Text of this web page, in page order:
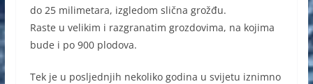
do 25 milimetara, izgledom slična grožđu.
Raste u velikim i razgranatim grozdovima, na kojima
bude i po 900 plodova.
Tek je u posljednjih nekoliko godina u svijetu iznimno